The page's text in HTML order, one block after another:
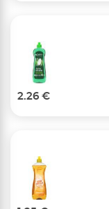
2.26 €